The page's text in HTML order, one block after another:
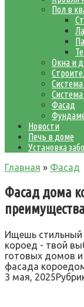
Пол в
Окна и
Фасад
Новости
Печь в доме
Установка
Главная » Фасад
Фасад дома
Ищешь стильный
короед - твой
готовых домов
фасада
3 мая, 2025